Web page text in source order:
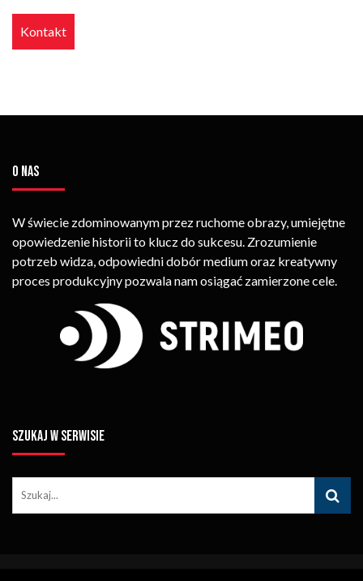
Kontakt
O NAS
W świecie zdominowanym przez ruchome obrazy, umiejętne
opowiedzenie historii to klucz do sukcesu. Zrozumienie
potrzeb widza, odpowiedni dobór medium oraz kreatywny
proces produkcyjny pozwala nam osiągać zamierzone cele.
SZUKAJ W SERWISIE